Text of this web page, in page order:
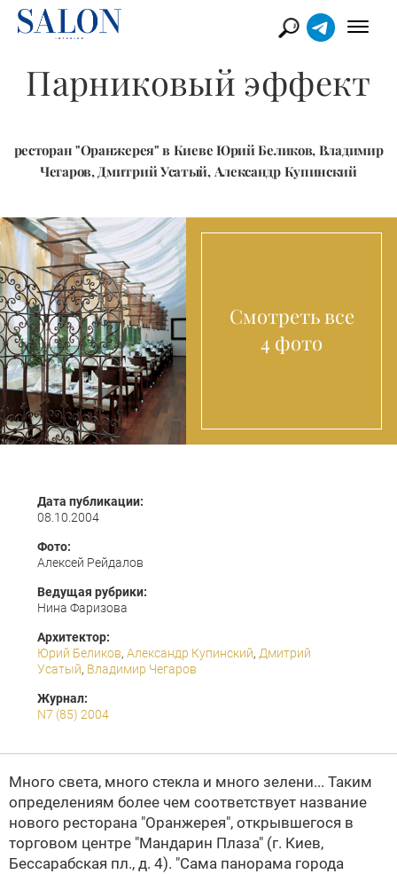
Парниковый эффект
ресторан "Оранжерея" в Киеве Юрий Беликов, Владимир
Чегаров, Дмитрий Усатый, Александр Купинский
Смотреть все
4 фото
Дата публикации:
08.10.2004
Фото:
Алексей Рейдалов
Ведущая рубрики:
Нина Фаризова
Архитектор:
Юрий Беликов, Александр Купинский, Дмитрий
Усатый, Владимир Чегаров
Журнал:
N7 (85) 2004
Много света, много стекла и много зелени... Таким
определениям более чем соответствует название
нового ресторана "Оранжерея", открывшегося в
торговом центре "Мандарин Плаза" (г. Киев,
Бессарабская пл., д. 4). "Сама панорама города